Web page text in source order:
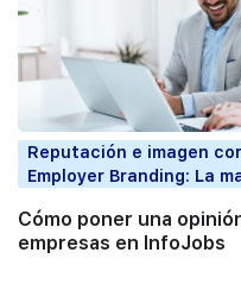
Reputación e imagen
Employer Branding: La
Cómo poner una
empresas en InfoJobs